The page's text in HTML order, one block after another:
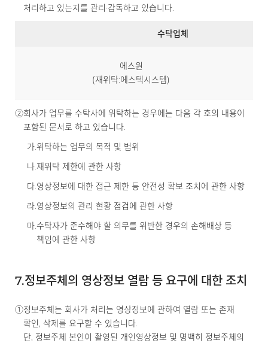
처리하고 있는지를 관리·감독하고 있습니다.
수탁업체
에스원
(재위탁:에스텍시스템)
②회사가 업무를 수탁사에 위탁하는 경우에는 다음 각 호의 내용이
포함된 문서로 하고 있습니다.
가.위탁하는 업무의 목적 및 범위
나.재위탁 제한에 관한 사항
다.영상정보에 대한 접근 제한 등 안전성 확보 조치에 관한 사항
라.영상정보의 관리 현황 점검에 관한 사항
마.수탁자가 준수해야 할 의무를 위반한 경우의 손해배상 등
책임에 관한 사항
7.정보주체의 영상정보 열람 등 요구에 대한 조치
①정보주체는 회사가 처리는 영상정보에 관하여 열람 또는 존재
확인, 삭제를 요구할 수 있습니다.
단, 정보주체 본인이 촬영된 개인영상정보 및 명백히 정보주체의